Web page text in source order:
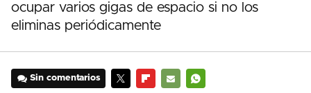
ocupar varios gigas de espacio si no los
eliminas periódicamente
Sin comentarios